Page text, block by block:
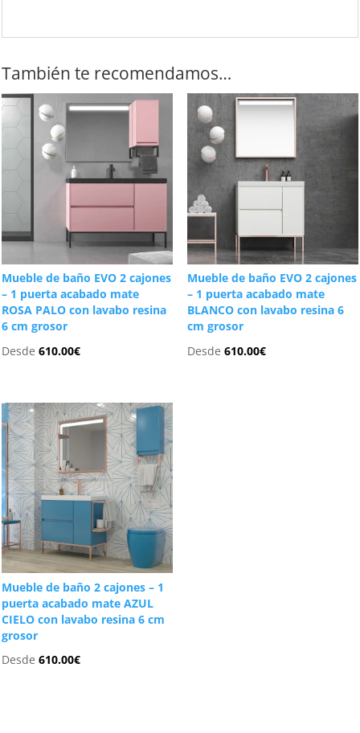
También te recomendamos…
Mueble de baño EVO 2 cajones
– 1 puerta acabado mate
ROSA PALO con lavabo resina
6 cm grosor
Desde610.00€
Mueble de baño EVO 2 cajones
– 1 puerta acabado mate
BLANCO con lavabo resina 6
cm grosor
Desde 610.00€
Mueble de baño 2 cajones – 1
puerta acabado mate AZUL
CIELO con lavabo resina 6 cm
grosor
Desde610.00€